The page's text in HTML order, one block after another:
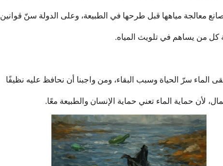
معالجة مياهها قبل طرحها في الطبيعة، وعلى الدولة سنّ قوانين
كل من يساهم في تلويث المياه.
الماء سرّ الحياة وسبب البقاء، ومن واجبنا أن نحافظ عليه نظيفًا
لأن حماية الماء تعني حماية الإنسان والطبيعة معًا.